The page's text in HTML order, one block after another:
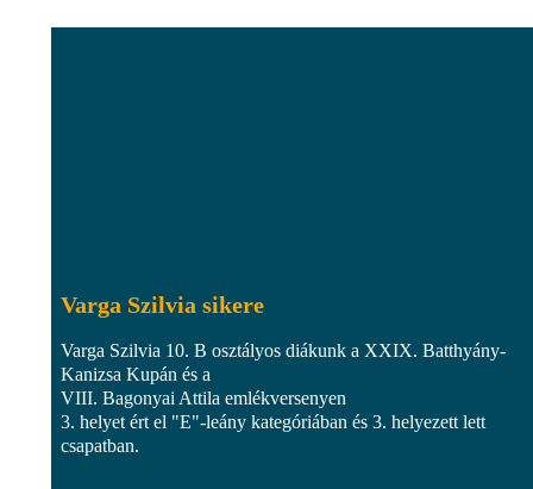
Varga Szilvia sikere
Varga Szilvia 10. B osztályos diákunk a XXIX. Batthyány-
Kanizsa Kupán és a
VIII. Bagonyai Attila emlékversenyen
3. helyet ért el "E"-leány kategóriában és 3. helyezett lett
csapatban.